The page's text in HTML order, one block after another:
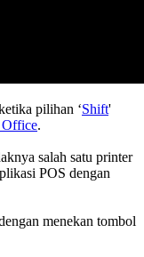
pilihan ‘Shift'
.
salah satu printer
POS dengan
menekan tombol